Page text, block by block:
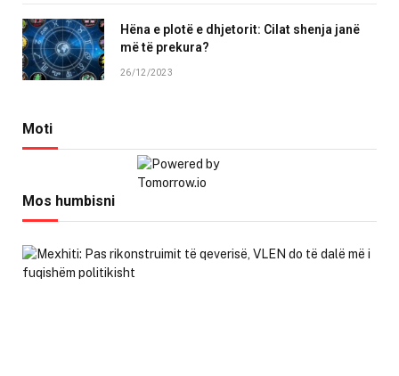
Hëna e plotë e dhjetorit: Cilat shenja janë
më të prekura?
26/12/2023
Moti
Mos humbisni